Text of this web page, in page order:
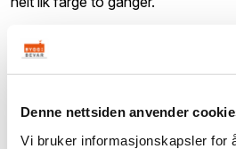
Denne nettsiden anvender
Vi bruker informasjonskapsler for